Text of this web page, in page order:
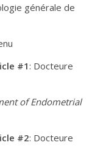
générale de
#1: Docteure
of Endometrial
#2: Docteure